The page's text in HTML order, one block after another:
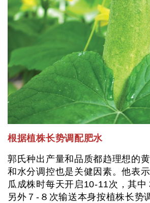
根据植株长势调配肥水
郭氏种出产量和品质都趋理想的
和水分调控也是关健因素。他表
瓜成株时每天开启10-11次，其中
另外７-８次输送本身按植株长势